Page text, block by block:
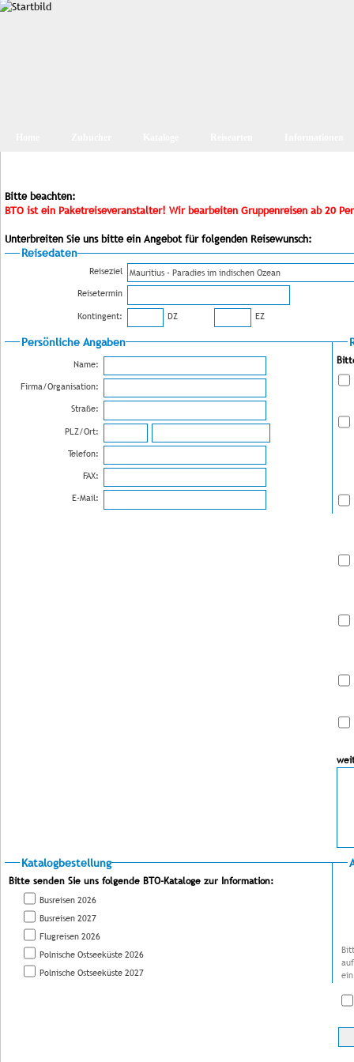
Bitte beachten:
BTO ist ein Paketreiseveranstalter! Wir bearbeiten Gruppenreisen ab 20
Unterbreiten Sie uns bitte ein Angebot für folgenden Reisewunsch:
Reisedaten
Reiseziel
Reisetermin
Kontingent:
DZ EZ
Persönliche Angaben
Name:
Firma/Organisation:
Straße:
PLZ/Ort:
Telefon:
FAX:
E-Mail:
Katalogbestellung
Bitte senden Sie uns folgende BTO-Kataloge zur Information:
Busreisen 2026
Busreisen 2027
Flugreisen 2026
Polnische Ostseeküste 2026
Polnische Ostseeküste 2027